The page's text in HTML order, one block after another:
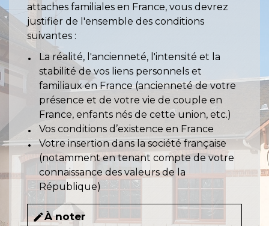
attaches familiales en France, vous devrez
justifier de l'ensemble des conditions
suivantes :
La réalité, l'ancienneté, l'intensité et la
stabilité de vos liens personnels et
familiaux en France (ancienneté de votre
présence et de votre vie de couple en
France, enfants nés de cette union, etc.)
Vos conditions d’existence en France
Votre insertion dans la société française
(notamment en tenant compte de votre
connaissance des valeurs de la
République)
editÀ noter